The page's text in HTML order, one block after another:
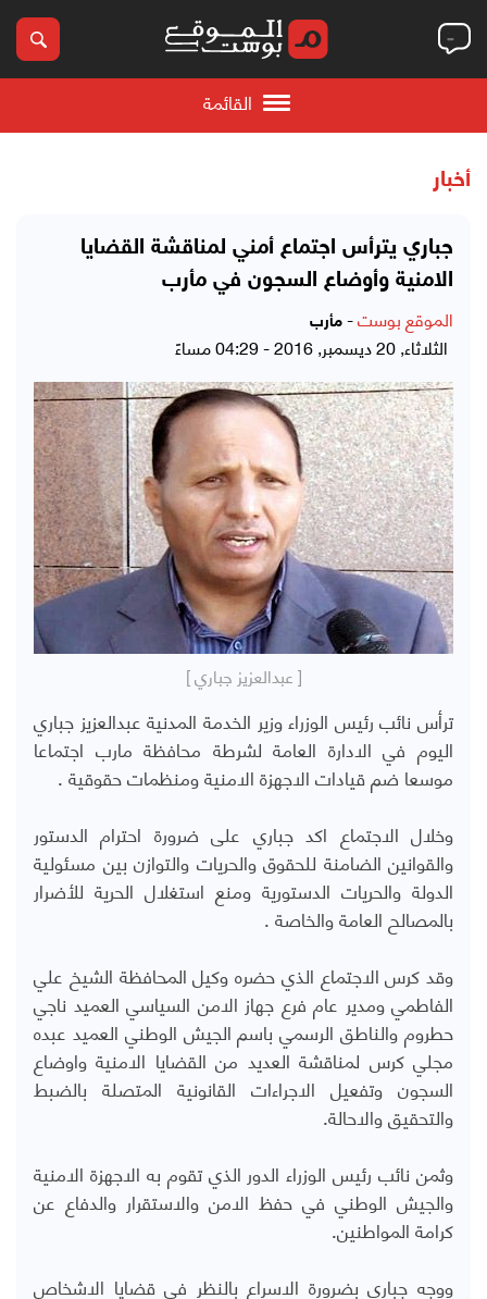
القائمة
أخبار
جباري يترأس اجتماع أمني لمناقشة القضايا
الامنية وأوضاع السجون في مأرب
الموقع بوست- مأرب
الثلاثاء, 20 ديسمبر, 2016 - 04:29 مساءً
[ عبدالعزيز جباري ]
ترأس نائب رئيس الوزراء وزير الخدمة المدنية عبدالعزيز جباري
اليوم في اﻻدارة العامة لشرطة محافظة مارب اجتماعا
موسعا ضم قيادات الاجهزة الامنية ومنظمات حقوقية .
وخلال الاجتماع اكد جباري على ضرورة احترام الدستور
والقوانين الضامنة للحقوق والحريات والتوازن بين مسئولية
الدولة والحريات الدستورية ومنع استغلال الحرية للأضرار
بالمصالح العامة والخاصة .
وقد كرس الاجتماع الذي حضره وكيل المحافظة الشيخ علي
الفاطمي ومدير عام فرع جهاز الامن السياسي العميد ناجي
حطروم والناطق الرسمي باسم الجيش الوطني العميد عبده
مجلي كرس لمناقشة العديد من القضايا الامنية واوضاع
السجون وتفعيل الاجراءات القانونية المتصلة بالضبط
والتحقيق والاحالة.
وثمن نائب رئيس الوزراء الدور الذي تقوم به الاجهزة الامنية
والجيش الوطني في حفظ الامن والاستقرار والدفاع عن
كرامة المواطنين.
ووجه جباري بضرورة الاسراع بالنظر في قضايا الاشخاص